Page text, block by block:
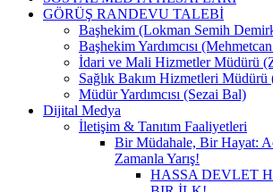
GÖRÜŞ RANDEVU TALEBİ
Başhekim (Lokman Semih
Başhekim Yardımcısı
İdari ve Mali Hizmetler Müdürü
Sağlık Bakım Hizmetleri
Müdür Yardımcısı (Sezai Bal)
Dijital Medya
İletişim & Tanıtım Faaliyetleri
Bir Müdahale, Bir Hayat:
Zamanla Yarış!
HASSA DEVLET